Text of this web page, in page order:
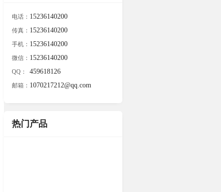
电话： 15236140200
传真： 15236140200
手机： 15236140200
微信： 15236140200
QQ： 459618126
邮箱： 1070217212@qq.com
热门产品